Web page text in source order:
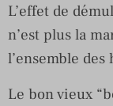
L’effet de
n’est plus la
l’ensemble
Le bon vieux